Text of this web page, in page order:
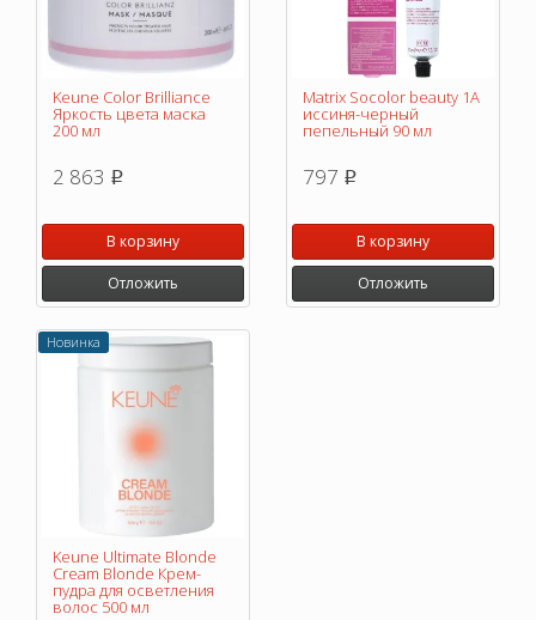
Keune Color Brilliance
Яркость цвета маска
200 мл
2 863 p
В корзину
Отложить
Matrix Socolor beauty 1A
иссиня-черный
пепельный 90 мл
797 p
В корзину
Отложить
Новинка
Keune Ultimate Blonde
Cream Blonde Крем-
пудра для осветления
волос 500 мл